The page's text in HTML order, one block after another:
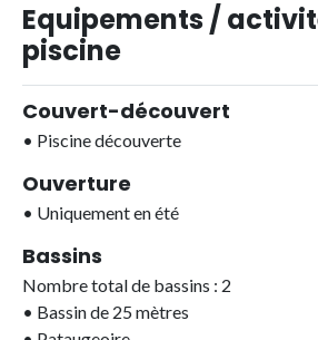
Equipements /
piscine
Couvert-découvert
• Piscine découverte
Ouverture
• Uniquement en été
Bassins
Nombre total de bassins : 2
• Bassin de 25 mètres